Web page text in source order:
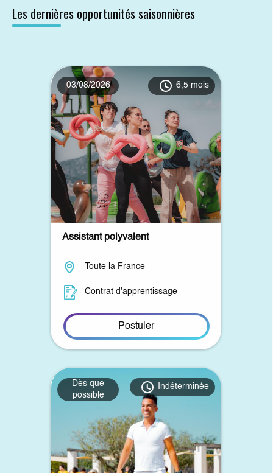
Les dernières opportunités saisonnières
Assistant polyvalent
Toute la France
Contrat d'apprentissage
Postuler
03/08/2026 6,5 mois
Dès que
possible
Indéterminée